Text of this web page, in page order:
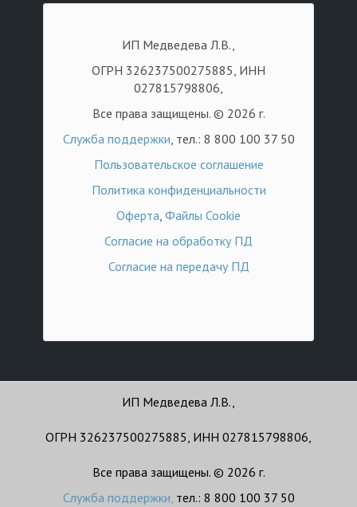
ИП Медведева Л.В.,
ОГРН 326237500275885, ИНН
027815798806,
Все права защищены. © 2026 г.
Служба поддержки, тел.: 8 800 100 37 50
Пользовательское соглашение
Политика конфиденциальности
Оферта, Файлы Cookie
Согласие на обработку ПД
Согласие на передачу ПД
ИП Медведева Л.В.,
ОГРН 326237500275885, ИНН 027815798806,
Все права защищены. © 2026 г.
Служба поддержки, тел.: 8 800 100 37 50